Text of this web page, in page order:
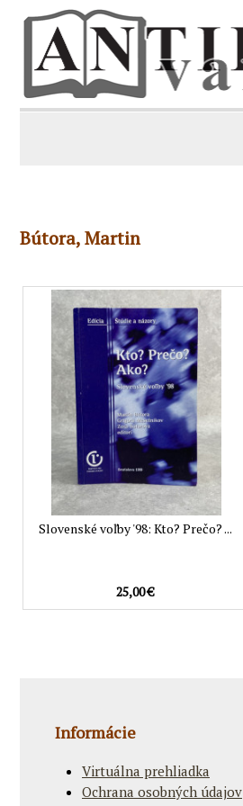
Bútora, Martin
Slovenské voľby '98: Kto? Prečo? ...
25,00 €
Informácie
Virtuálna prehliadka
Ochrana osobných údajov